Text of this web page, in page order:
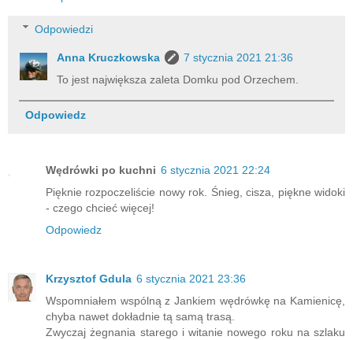
Odpowiedzi
Anna Kruczkowska
7 stycznia 2021 21:36
To jest największa zaleta Domku pod Orzechem.
Odpowiedz
Wędrówki po kuchni 6 stycznia 2021 22:24
Pięknie rozpoczeliście nowy rok. Śnieg, cisza, piękne widoki
- czego chcieć więcej!
Odpowiedz
Krzysztof Gdula 6 stycznia 2021 23:36
Wspomniałem wspólną z Jankiem wędrówkę na Kamienicę,
chyba nawet dokładnie tą samą trasą.
Zwyczaj żegnania starego i witanie nowego roku na szlaku